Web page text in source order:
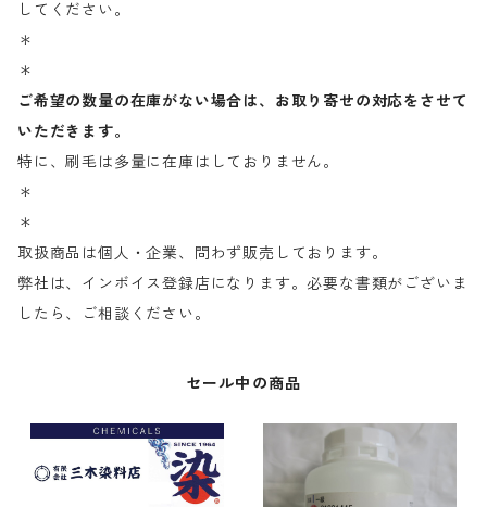
してください。
＊
＊
ご希望の数量の在庫がない場合は、お取り寄せの対応をさせて
いただきます。
特に、刷毛は多量に在庫はしておりません。
＊
＊
取扱商品は個人・企業、問わず販売しております。
弊社は、インボイス登録店になります。必要な書類がございま
したら、ご相談ください。
セール中の商品